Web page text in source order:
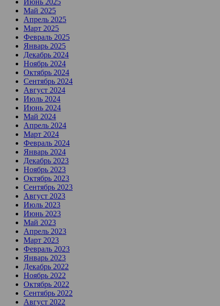
Июнь 2025
Май 2025
Апрель 2025
Март 2025
Февраль 2025
Январь 2025
Декабрь 2024
Ноябрь 2024
Октябрь 2024
Сентябрь 2024
Август 2024
Июль 2024
Июнь 2024
Май 2024
Апрель 2024
Март 2024
Февраль 2024
Январь 2024
Декабрь 2023
Ноябрь 2023
Октябрь 2023
Сентябрь 2023
Август 2023
Июль 2023
Июнь 2023
Май 2023
Апрель 2023
Март 2023
Февраль 2023
Январь 2023
Декабрь 2022
Ноябрь 2022
Октябрь 2022
Сентябрь 2022
Август 2022